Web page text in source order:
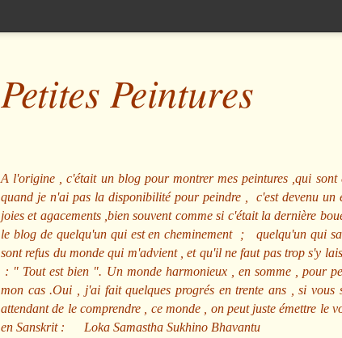
Petites Peintures
A l'origine , c'était un blog pour montrer mes peintures ,qui
quand je n'ai pas la disponibilité pour peindre , c'est devenu un
joies et agacements ,bien souvent comme si c'était la dernière
le blog de quelqu'un qui est en cheminement ; quelqu'un qui
sont refus du monde qui m'advient , et qu'il ne faut pas trop s'y
: " Tout est bien ". Un monde harmonieux , en somme , pour
mon cas .Oui , j'ai fait quelques progrés en trente ans , si
attendant de le comprendre , ce monde , on peut juste émettre le
en Sanskrit : Loka Samastha Sukhino Bhavantu